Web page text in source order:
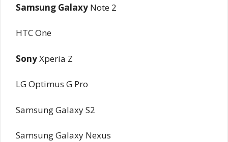
Samsung Galaxy Note 2
HTC One
SonyXperia Z
LG Optimus G Pro
Samsung Galaxy S2
Samsung Galaxy Nexus